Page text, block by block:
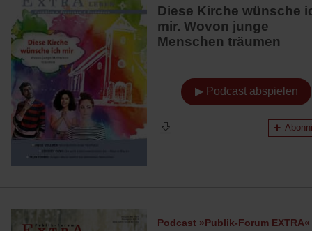
Diese Kirche wünsche
mir. Wovon junge
Menschen träumen
▶ Podcast abspielen
Podcast »Publik-Forum EXTRA«